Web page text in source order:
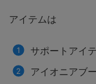
アイテムは
サポートアイ
アイオニアブ